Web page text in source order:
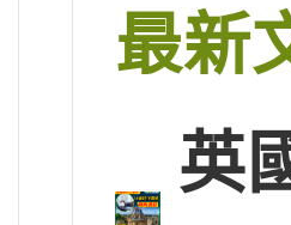
最新
英